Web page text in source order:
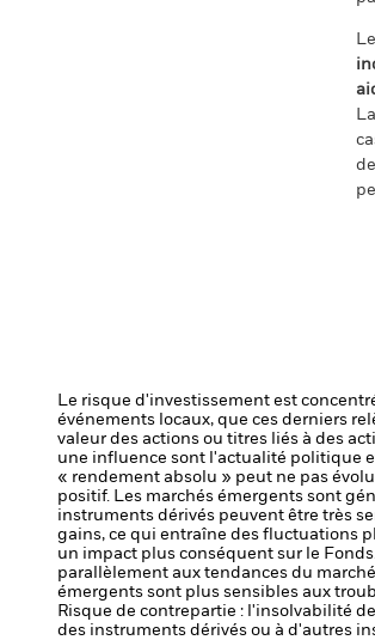
Le risque d'investissement est
événements locaux, que ces derniers
valeur des actions ou titres liés à des
une influence sont l'actualité politique
« rendement absolu » peut ne pas
positif. Les marchés émergents sont
instruments dérivés peuvent être très
gains, ce qui entraîne des fluctuations
un impact plus conséquent sur le
parallèlement aux tendances du
émergents sont plus sensibles aux
Risque de contrepartie : l'insolvabilité
des instruments dérivés ou à d'autres